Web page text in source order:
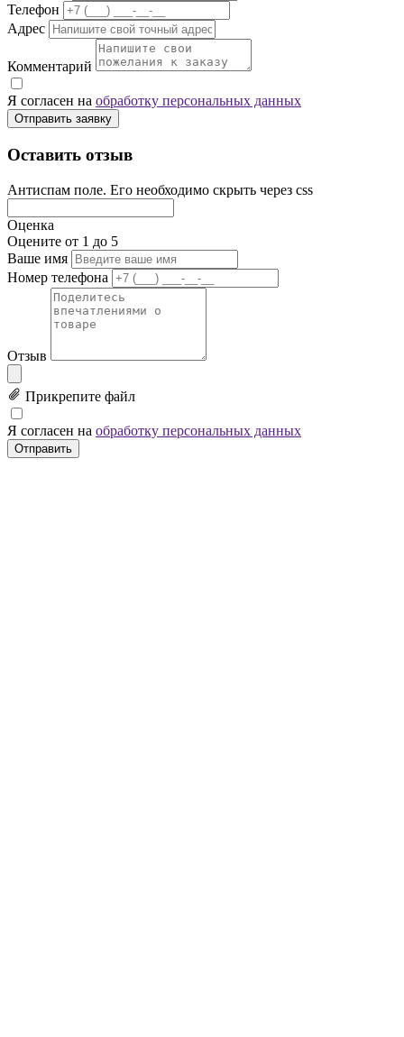
Телефон
Адрес
Комментарий
Я согласен на обработку персональных данных
Отправить заявку
Оставить отзыв
Антиспам поле. Его необходимо скрыть через css
Оценка
Оцените от 1 до 5
Ваше имя
Номер телефона
Отзыв
Прикрепите файл
Я согласен на обработку персональных данных